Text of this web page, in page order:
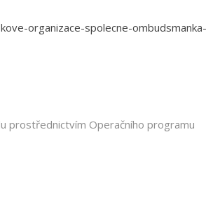
organizace-spolecne-ombudsmanka-
prostřednictvím Operačního programu